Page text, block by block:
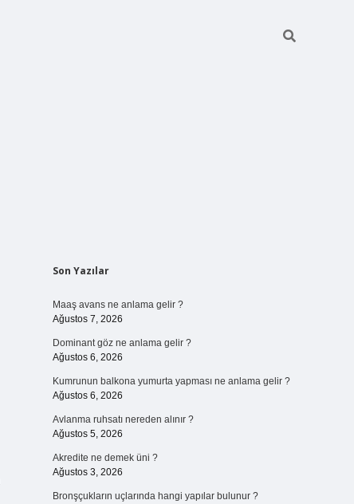
Sidebar
Son Yazılar
Maaş avans ne anlama gelir ?
Ağustos 7, 2026
Dominant göz ne anlama gelir ?
Ağustos 6, 2026
Kumrunun balkona yumurta yapması ne anlama gelir ?
Ağustos 6, 2026
Avlanma ruhsatı nereden alınır ?
Ağustos 5, 2026
Akredite ne demek üni ?
Ağustos 3, 2026
Bronşçukların uçlarında hangi yapılar bulunur ?